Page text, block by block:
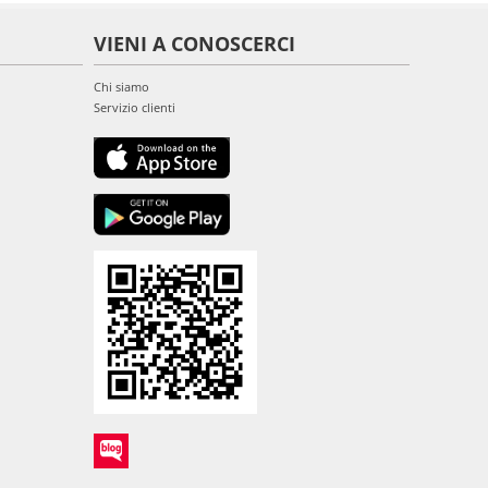
VIENI A CONOSCERCI
Chi siamo
Servizio clienti